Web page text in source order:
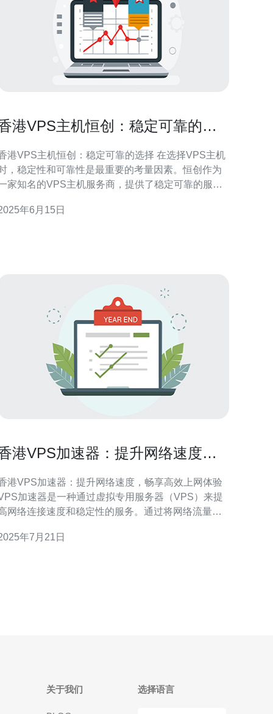
港VPS主机恒创：稳定可靠的选
港VPS主机恒创：稳定可靠的选择 在选择VPS主机
，稳定性和可靠性是最重要的考量因素。恒创作为
家知名的VPS主机服务商，提供了稳定可靠的服
队，保证VPS主机的稳定性和可靠性。同时，恒创
年6月15日
港VPS加速器：提升网络速度，
港VPS加速器：提升网络速度，畅享高效上网体验
加速器是一种通过虚拟专用服务器（VPS）来提
网络连接速度和稳定性的服务。通过将网络流量路
度，从而实现更顺畅的上网体验。 香港VPS加速器
年7月21日
关于我们 选择语言